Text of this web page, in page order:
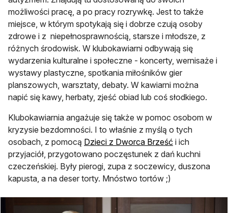
możliwości pracę, a po pracy rozrywkę. Jest to także
miejsce, w którym spotykają się i dobrze czują osoby
zdrowe i z niepełnosprawnością, starsze i młodsze, z
różnych środowisk. W klubokawiarni odbywają się
wydarzenia kulturalne i społeczne - koncerty, wernisaże i
wystawy plastyczne, spotkania miłośników gier
planszowych, warsztaty, debaty. W kawiarni można
napić się kawy, herbaty, zjeść obiad lub coś słodkiego.
Klubokawiarnia angażuje się także w pomoc osobom w
kryzysie bezdomności. I to właśnie z myślą o tych
osobach, z pomocą Dzieci z Dworca Brześć otwiera się w
i ich
przyjaciół, przygotowano poczęstunek z dań kuchni
czeczeńskiej. Były pierogi, zupa z soczewicy, duszona
kapusta, a na deser torty. Mnóstwo tortów ;)